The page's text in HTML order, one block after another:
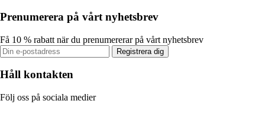
Prenumerera på vårt nyhetsbrev
Få 10 % rabatt när du prenumererar på vårt nyhetsbrev
Registrera dig
Håll kontakten
Följ oss på sociala medier